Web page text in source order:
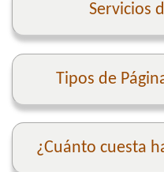
Servicios
Tipos de
¿Cuánto cuesta